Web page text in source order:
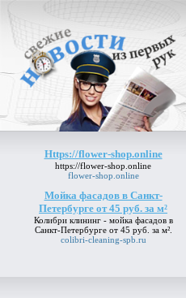
Https://flower-shop.online
https://flower-shop.online
flower-shop.online
Мойка фасадов в Санкт-
Петербурге от 45 руб. за м²
Колибри клининг - мойка фасадов в
Санкт-Петербурге от 45 руб. за м².
colibri-cleaning-spb.ru